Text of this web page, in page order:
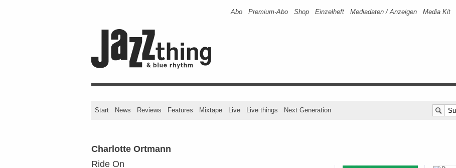
Abo Premium-Abo Shop Einzelheft Mediadaten / Anzeigen Media Kit
Start News Reviews Features Mixtape Live Live things Next Generation
Charlotte Ortmann
Ride On